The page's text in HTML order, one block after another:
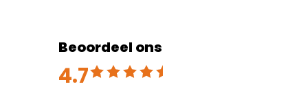
Beoordeel ons
4.7
Beoordeeld met 4.7 uit 5